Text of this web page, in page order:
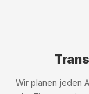
Wir planen jeden